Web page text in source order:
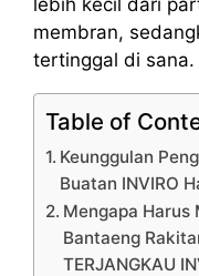
membran,
tertinggal di sana.
Table of
Keunggulan
Buatan INVIRO
Mengapa Harus
Bantaeng
TERJANGKAU